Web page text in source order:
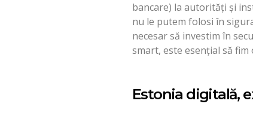
bancare) la autorități și
nu le putem folosi în
necesar să investim în
smart, este esențial să
Estonia digitală,